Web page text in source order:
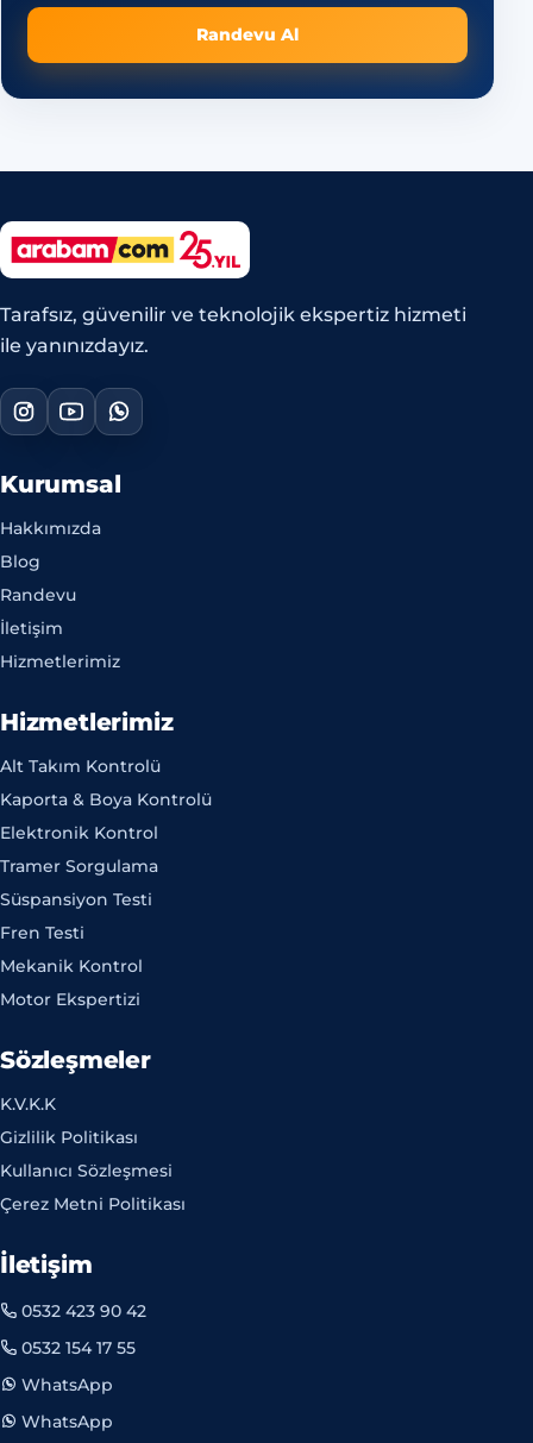
Randevu Al
Tarafsız, güvenilir ve teknolojik ekspertiz hizmeti
ile yanınızdayız.
Kurumsal
Hakkımızda
Blog
Randevu
İletişim
Hizmetlerimiz
Hizmetlerimiz
Alt Takım Kontrolü
Kaporta & Boya Kontrolü
Elektronik Kontrol
Tramer Sorgulama
Süspansiyon Testi
Fren Testi
Mekanik Kontrol
Motor Ekspertizi
Sözleşmeler
K.V.K.K
Gizlilik Politikası
Kullanıcı Sözleşmesi
Çerez Metni Politikası
İletişim
0532 423 90 42
0532 154 17 55
WhatsApp
WhatsApp